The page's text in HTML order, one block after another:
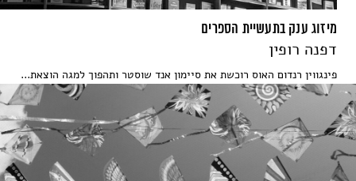
מיזוג ענק בתעשיית הספרים
דפנה רופין
פינגווין רנדום האוס רוכשת את סיימון אנד שוסטר ותהפוך למגה הוצאת...